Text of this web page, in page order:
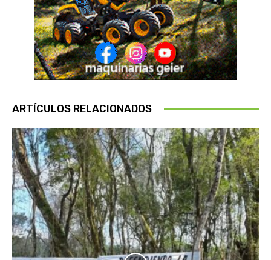
ARTÍCULOS RELACIONADOS